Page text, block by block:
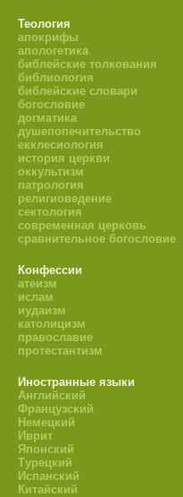
Теология
апокрифы
апологетика
библейские толкования
библиология
библейские словари
богословие
догматика
душепопечительство
екклесиология
история церкви
оккультизм
патрология
религиоведение
сектология
современная церковь
сравнительное богословие
Конфессии
атеизм
ислам
иудаизм
католицизм
православие
протестантизм
Иностранные языки
Английский
Французский
Немецкий
Иврит
Японский
Турецкий
Испанский
Китайский